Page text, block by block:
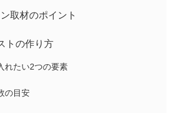
取材のポイント
トの作り方
れたい2つの要素
の目安